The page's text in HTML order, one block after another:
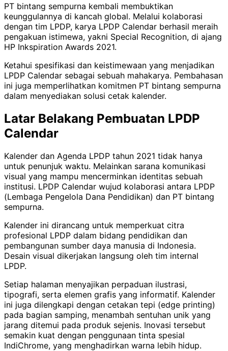
PT bintang sempurna kembali membuktikan
keunggulannya di kancah global. Melalui kolaborasi
dengan tim LPDP, karya LPDP Calendar berhasil meraih
pengakuan istimewa, yakni Special Recognition, di ajang
HP Inkspiration Awards 2021.
Ketahui spesifikasi dan keistimewaan yang menjadikan
LPDP Calendar sebagai sebuah mahakarya. Pembahasan
ini juga memperlihatkan komitmen PT bintang sempurna
dalam menyediakan solusi cetak kalender.
Latar Belakang Pembuatan LPDP
Calendar
Kalender dan Agenda LPDP tahun 2021 tidak hanya
untuk penunjuk waktu. Melainkan sarana komunikasi
visual yang mampu mencerminkan identitas sebuah
institusi. LPDP Calendar wujud kolaborasi antara LPDP
(Lembaga Pengelola Dana Pendidikan) dan PT bintang
sempurna.
Kalender ini dirancang untuk memperkuat citra
profesional LPDP dalam bidang pendidikan dan
pembangunan sumber daya manusia di Indonesia.
Desain visual dikerjakan langsung oleh tim internal
LPDP.
Setiap halaman menyajikan perpaduan ilustrasi,
tipografi, serta elemen grafis yang informatif. Kalender
ini juga dilengkapi dengan cetakan tepi (edge printing)
pada bagian samping, menambah sentuhan unik yang
jarang ditemui pada produk sejenis. Inovasi tersebut
semakin kuat dengan penggunaan tinta spesial
IndiChrome, yang menghadirkan warna lebih hidup.